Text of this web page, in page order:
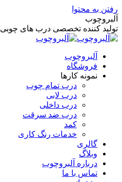
رفتن به محتوا
آلبروچوب
تولید کننده تخصصی درب های چوبی
آلبروچوب
فروشگاه
نمونه کارها
درب تمام چوب
درب لابی
درب داخلی
درب ضد سرقت
کمد
خدمات رنگ کاری
گالری
وبلاگ
درباره آلبروچوب
تماس با ما